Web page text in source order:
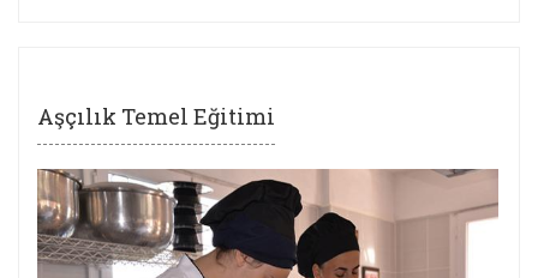
Aşçılık Temel Eğitimi